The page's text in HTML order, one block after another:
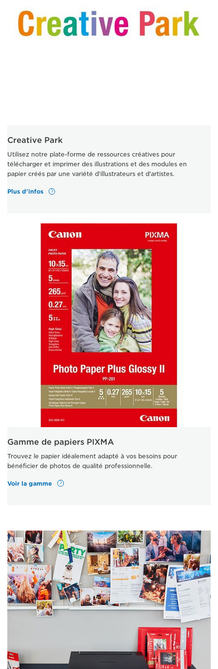
Creative Park
Utilisez notre plate-forme de ressources créatives pour
télécharger et imprimer des illustrations et des modules en
papier créés par une variété d'illustrateurs et d'artistes.
Plus d'infos
Gamme de papiers PIXMA
Trouvez le papier idéalement adapté à vos besoins pour
bénéficier de photos de qualité professionnelle.
Voir la gamme